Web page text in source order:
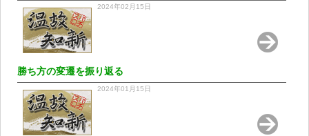
2024年02月15日
勝ち方の変遷を振り返る
2024年01月15日